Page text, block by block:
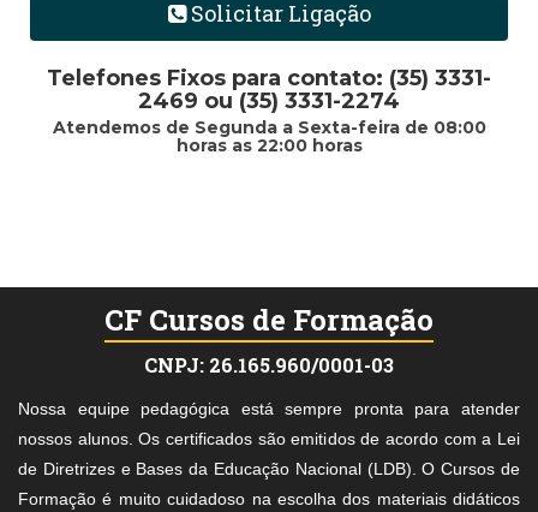
CF Cursos de Formação
de Diretrizes e Bases da Educação Nacional (LDB). O Cursos de
Formação é muito cuidadoso na escolha dos materiais didáticos
acadêmicos e, nosso pagamento é mediado pelo Mercado Pago,
o que torna seu pagamento mais seguro.
Links Úteis